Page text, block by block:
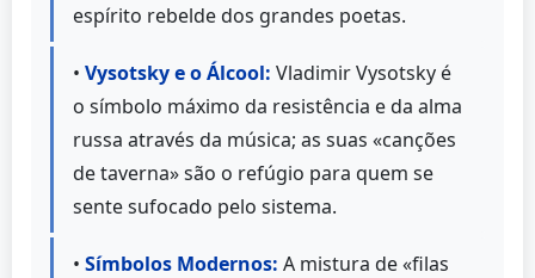
espírito rebelde dos grandes poetas.
• Vysotsky e o Álcool: Vladimir Vysotsky é
o símbolo máximo da resistência e da alma
russa através da música; as suas «canções
de taverna» são o refúgio para quem se
sente sufocado pelo sistema.
• Símbolos Modernos: A mistura de «filas